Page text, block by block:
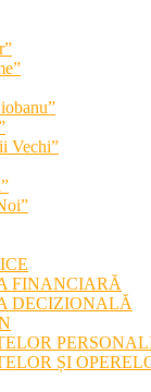
Vechi”
FINANCIARĂ
DECIZIONALĂ
ȘI